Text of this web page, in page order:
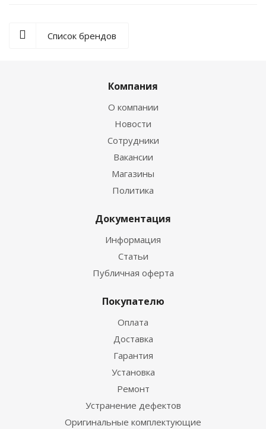
Список брендов
Компания
О компании
Новости
Сотрудники
Вакансии
Магазины
Политика
Документация
Информация
Статьи
Публичная оферта
Покупателю
Оплата
Доставка
Гарантия
Установка
Ремонт
Устранение дефектов
Оригинальные комплектующие